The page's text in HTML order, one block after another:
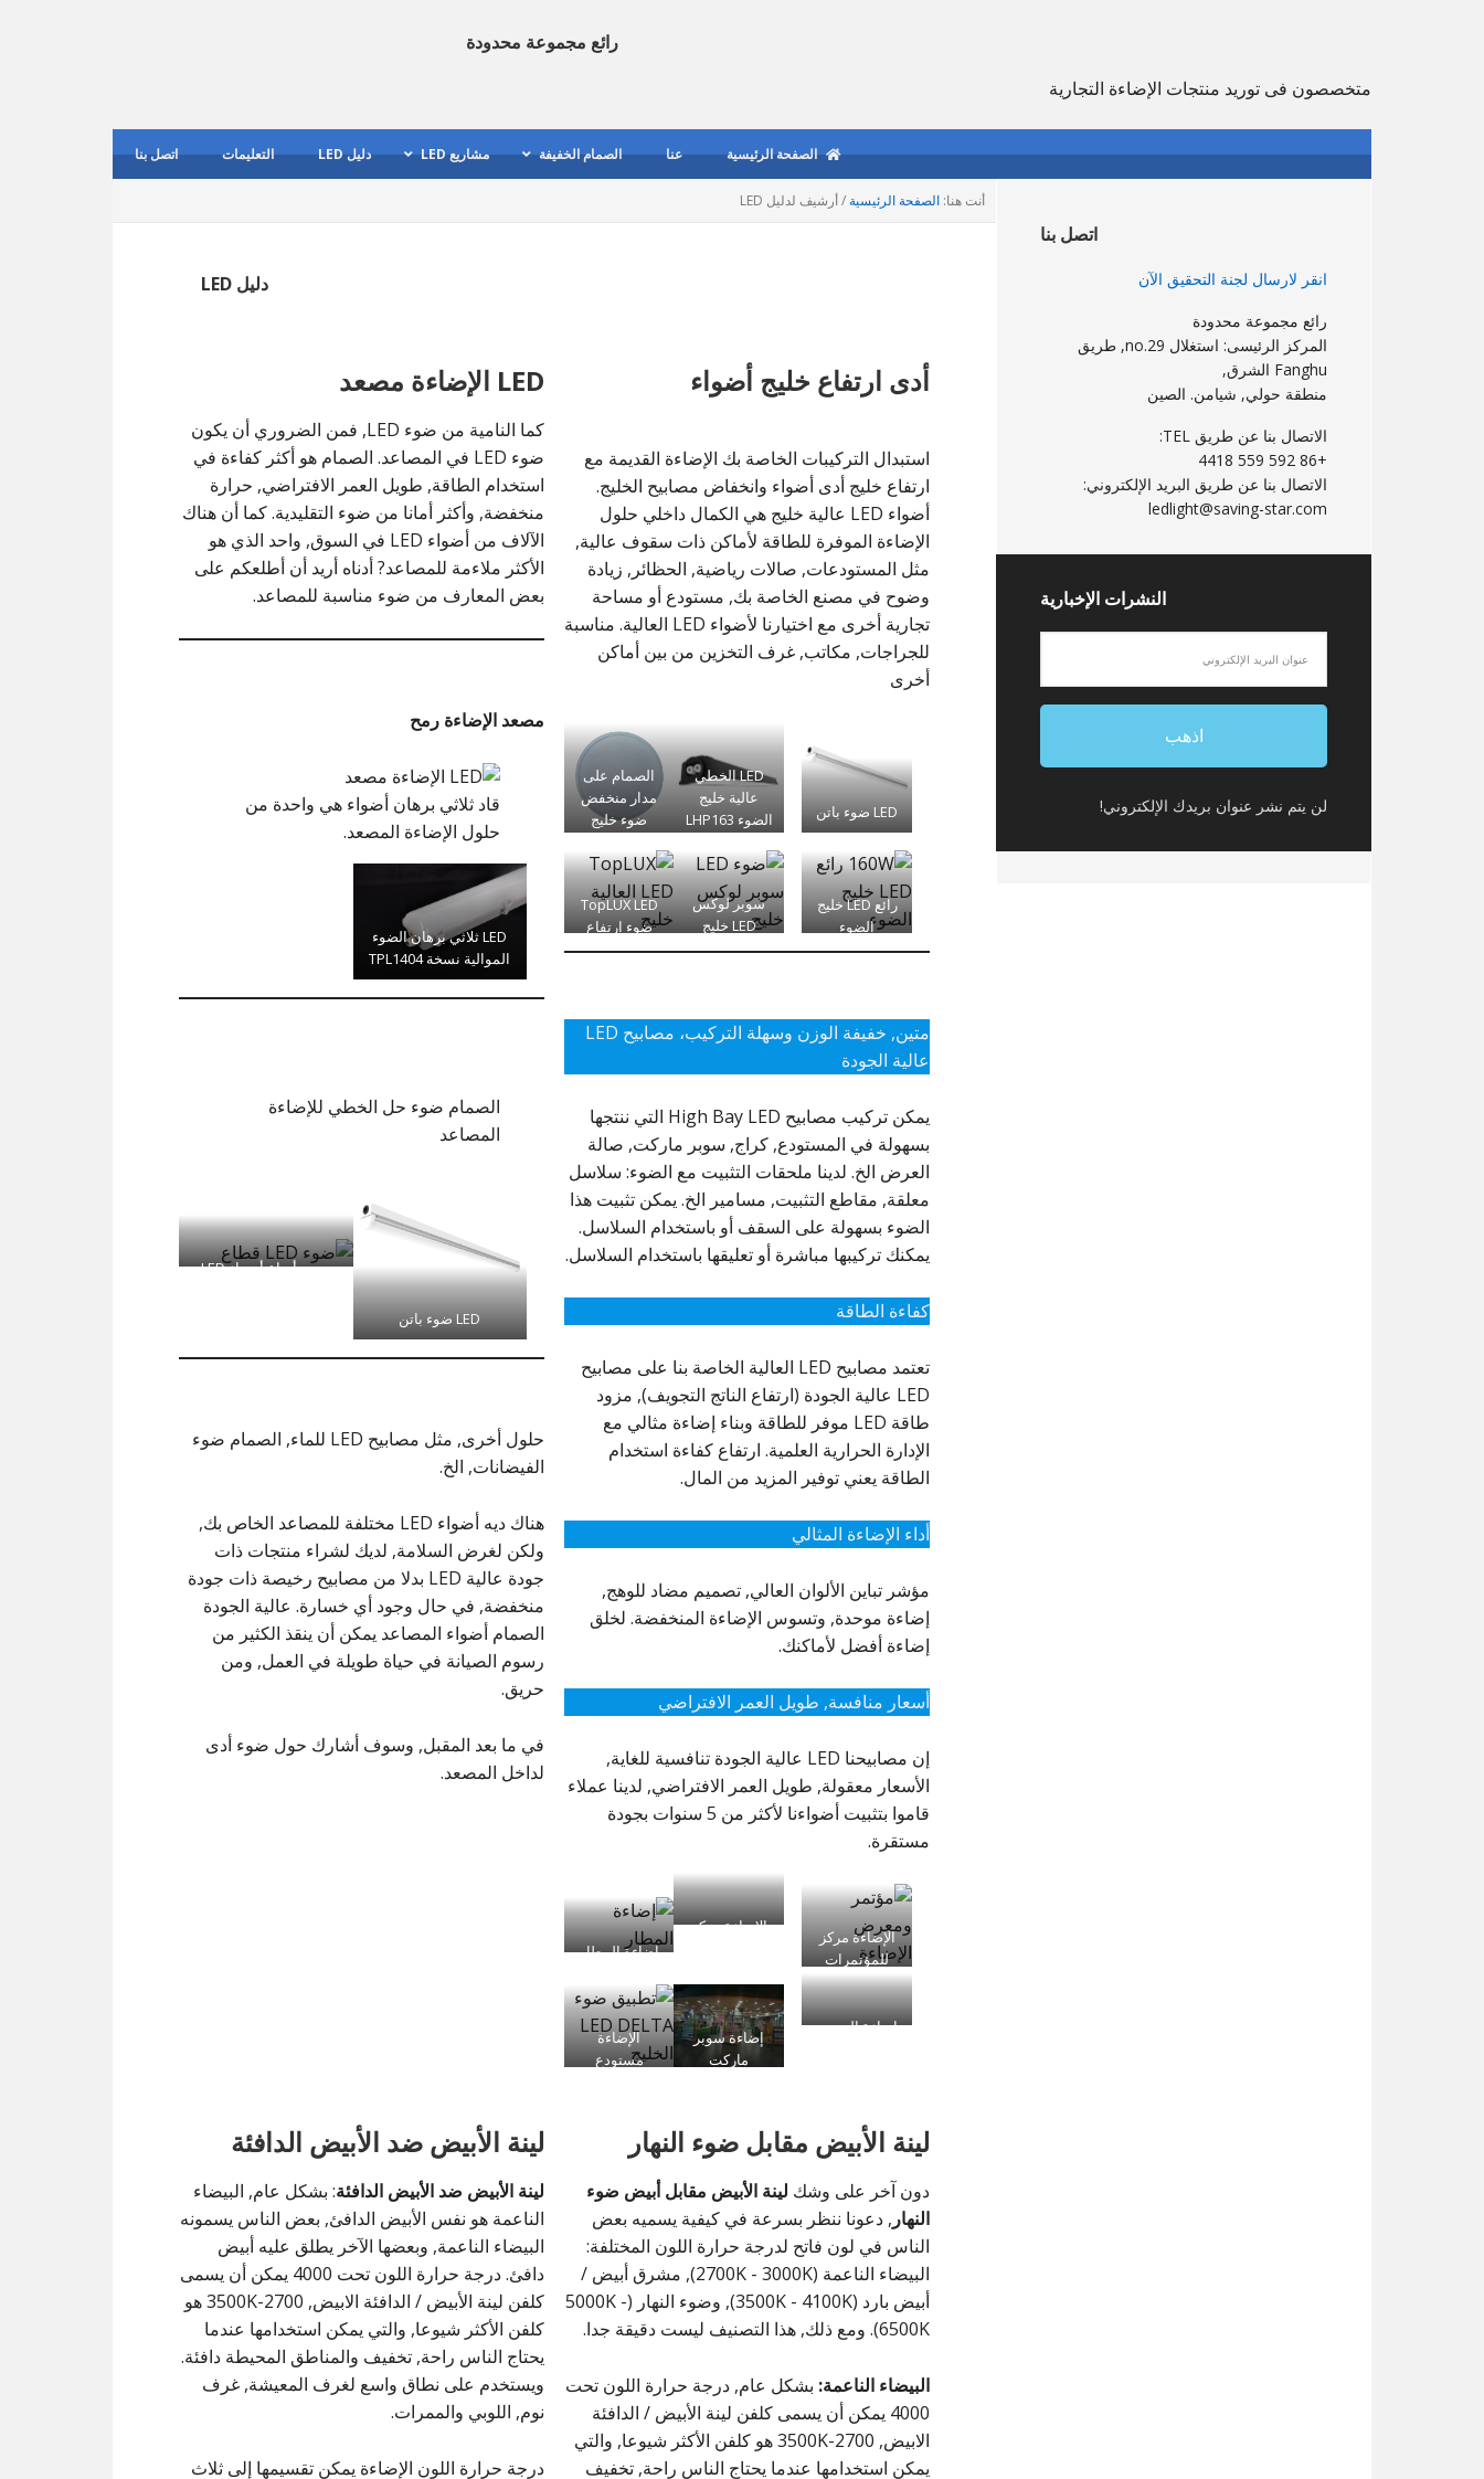
الرئيسي
الرئيسي
الجانبي
الرئيسي
رائع مجموعة محدودة
متخصصون فى توريد منتجات الإضاءة التجارية
الصفحة الرئيسية عنا الصمام الخفيفة مشاريع LED دليل LED التعليمات اتصل بنا
أنت هنا: الصفحة الرئيسية/أرشيف لدليل LED
دليل LED
LED الإضاءة مصعد
كما النامية من ضوء LED, فمن الضروري أن يكون
ضوء LED في المصاعد. الصمام هو أكثر كفاءة في
استخدام الطاقة, طويل العمر الافتراضي, حرارة
منخفضة, وأكثر أمانا من ضوء التقليدية. كما أن هناك
الآلاف من أضواء LED في السوق, واحد الذي هو
الأكثر ملاءمة للمصاعد? أدناه أريد أن أطلعكم على
بعض المعارف من ضوء مناسبة للمصاعد.
مصعد الإضاءة رمح
قاد ثلاثي برهان أضواء هي واحدة من
حلول الإضاءة المصعد.
LED ثلاثي برهان الضوء
الموالية نسخة TPL1404
الصمام ضوء حل الخطي للإضاءة
المصاعد
LED ضوء باتن
جميع أنواع أضواء LED
حلول أخرى, مثل مصابيح LED للماء, الصمام ضوء
الفيضانات, الخ.
هناك ديه أضواء LED مختلفة للمصاعد الخاص بك,
ولكن لغرض السلامة, لديك لشراء منتجات ذات
جودة عالية LED بدلا من مصابيح رخيصة ذات جودة
منخفضة, في حال وجود أي خسارة. عالية الجودة
الصمام أضواء المصاعد يمكن أن ينقذ الكثير من
رسوم الصيانة في حياة طويلة في العمل, ومن
حريق.
في ما بعد المقبل, وسوف أشارك حول ضوء أدى
لداخل المصعد.
أدى ارتفاع خليج أضواء
استبدال التركيبات الخاصة بك الإضاءة القديمة مع
ارتفاع خليج أدى أضواء وانخفاض مصابيح الخليج.
أضواء LED عالية خليج هي الكمال داخلي حلول
الإضاءة الموفرة للطاقة لأماكن ذات سقوف عالية,
مثل المستودعات, صالات رياضية, الحظائر, زيادة
وضوح في مصنع الخاصة بك, مستودع أو مساحة
تجارية أخرى مع اختيارنا لأضواء LED العالية. مناسبة
للجراجات, مكاتب, غرف التخزين من بين أماكن
أخرى
LED ضوء باتن
LED الخطي
عالية خليج
الضوء LHP163
الصمام على
مدار منخفض
ضوء خليج
رائع LED خليج
الضوء
سوبر لوكس
LED خليج
الضوء
TopLUX LED
ضوء ارتفاع
خليج
متين, خفيفة الوزن وسهلة التركيب، مصابيح LED
عالية الجودة
يمكن تركيب مصابيح High Bay LED التي ننتجها
بسهولة في المستودع, كراج, سوبر ماركت, صالة
العرض الخ. لدينا ملحقات التثبيت مع الضوء: سلاسل
معلقة, مقاطع التثبيت, مسامير الخ. يمكن تثبيت هذا
الضوء بسهولة على السقف أو باستخدام السلاسل.
يمكنك تركيبها مباشرة أو تعليقها باستخدام السلاسل.
كفاءة الطاقة
تعتمد مصابيح LED العالية الخاصة بنا على مصابيح
LED عالية الجودة (ارتفاع الناتج التجويف), مزود
طاقة LED موفر للطاقة وبناء إضاءة مثالي مع
الإدارة الحرارية العلمية. ارتفاع كفاءة استخدام
الطاقة يعني توفير المزيد من المال.
أداء الإضاءة المثالي
مؤشر تباين الألوان العالي, تصميم مضاد للوهج,
إضاءة موحدة, وتسوس الإضاءة المنخفضة. لخلق
إضاءة أفضل لأماكنك.
أسعار منافسة, طويل العمر الافتراضي
إن مصابيحنا LED عالية الجودة تنافسية للغاية,
الأسعار معقولة, طويل العمر الافتراضي, لدينا عملاء
قاموا بتثبيت أضواءنا لأكثر من 5 سنوات بجودة
مستقرة.
الإضاءة مركز
للمؤتمرات
والمعارض
الإضاءة مركز
إضاءة المطار
إضاءة المصنع
إضاءة سوبر
ماركت
الإضاءة
مستودع
لينة الأبيض ضد الأبيض الدافئة
لينة الأبيض ضد الأبيض الدافئة: بشكل عام, البيضاء
الناعمة هو نفس الأبيض الدافئ, بعض الناس يسمونه
البيضاء الناعمة, وبعضها الآخر يطلق عليه أبيض
دافئ. درجة حرارة اللون تحت 4000 يمكن أن يسمى
كلفن لينة الأبيض / الدافئة الابيض, 2700-3500K هو
كلفن الأكثر شيوعا, والتي يمكن استخدامها عندما
يحتاج الناس راحة, تخفيف والمناطق المحيطة دافئة.
ويستخدم على نطاق واسع لغرف المعيشة, غرف
نوم, اللوبي والممرات.
درجة حرارة اللون الإضاءة يمكن تقسيمها إلى ثلاث
لينة الأبيض مقابل ضوء النهار
دون آخر على وشك لينة الأبيض مقابل أبيض ضوء
النهار , دعونا ننظر بسرعة في كيفية يسميه بعض
الناس في لون فاتح لدرجة حرارة اللون المختلفة:
البيضاء الناعمة (2700K - 3000K), مشرق أبيض /
أبيض بارد (3500K - 4100K), وضوء النهار (5000K -
6500K). ومع ذلك, هذا التصنيف ليست دقيقة جدا.
البيضاء الناعمة: بشكل عام, درجة حرارة اللون تحت
4000 يمكن أن يسمى كلفن لينة الأبيض / الدافئة
الابيض, 2700-3500K هو كلفن الأكثر شيوعا, والتي
يمكن استخدامها عندما يحتاج الناس راحة, تخفيف
الرئيسي
اتصل بنا
انقر لارسال لجنة التحقيق الآن
رائع مجموعة محدودة
المركز الرئيسى: استغلال no.29, طريق
Fanghu الشرق,
منطقة حولي, شيامن. الصين
الاتصال بنا عن طريق TEL:
+86 592 559 4418
الاتصال بنا عن طريق البريد الإلكتروني:
ledlight@saving-star.com
النشرات الإخبارية
لن يتم نشر عنوان بريدك الإلكتروني!